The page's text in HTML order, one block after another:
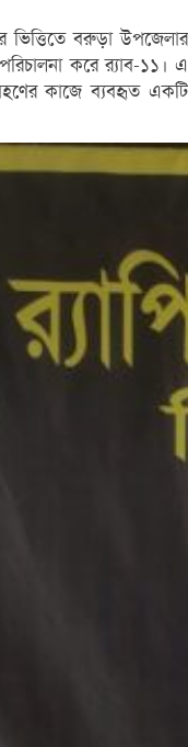
বরুড়া উপজেলার
করে র‌্যাব-১১। এ
কাজে ব্যবহৃত একটি